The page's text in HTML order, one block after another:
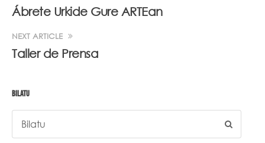
Ábrete Urkide Gure ARTEan
NEXT ARTICLE
Taller de Prensa
BILATU